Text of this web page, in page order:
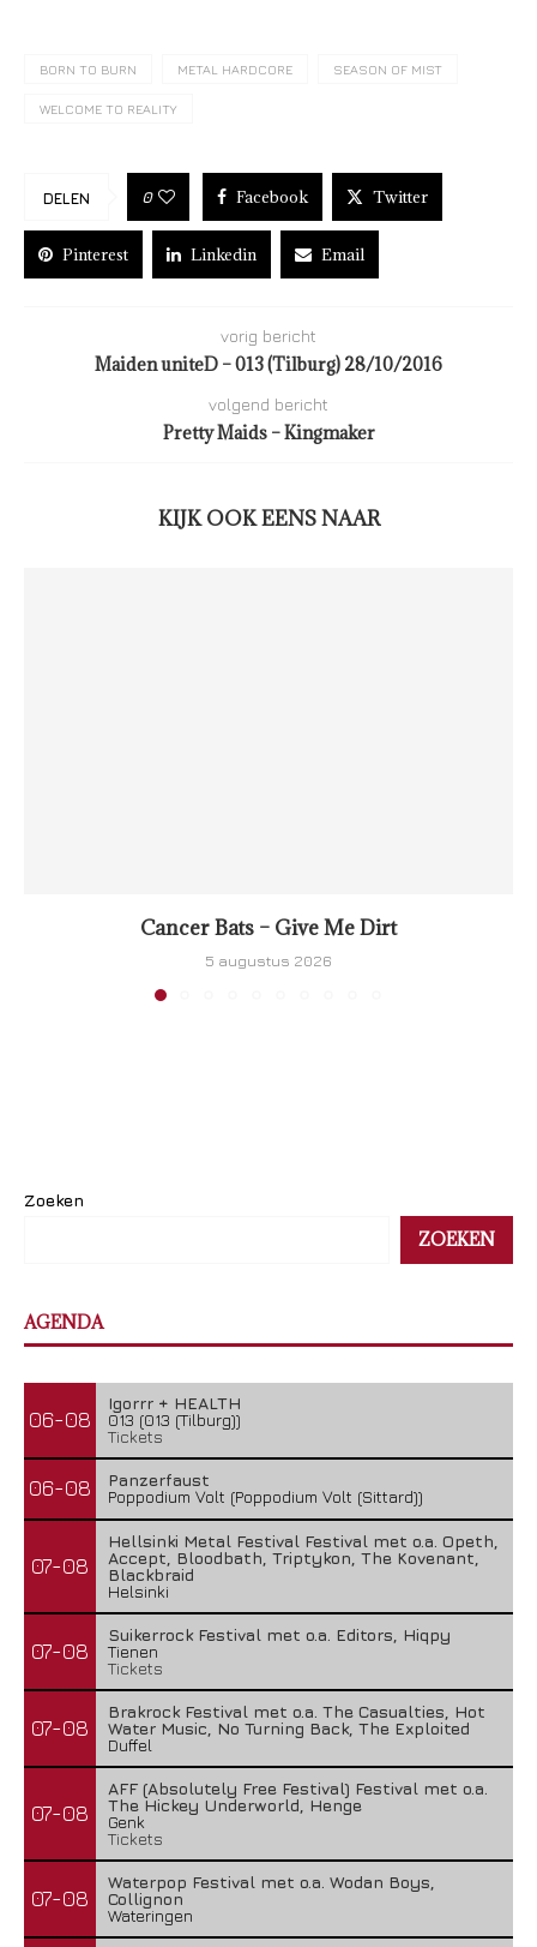
BORN TO BURN METAL HARDCORE SEASON OF MIST
WELCOME TO REALITY
DELEN 0 Facebook Twitter
Pinterest Linkedin Email
vorig bericht
Maiden uniteD – 013 (Tilburg) 28/10/2016
volgend bericht
Pretty Maids – Kingmaker
KIJK OOK EENS NAAR
Cancer Bats – Give Me Dirt
5 augustus 2026
Zoeken
ZOEKEN
AGENDA
06-08
Igorrr + HEALTH
013 (013 (Tilburg))
Tickets
06-08
Panzerfaust
Poppodium Volt (Poppodium Volt (Sittard))
07-08
Hellsinki Metal Festival Festival met o.a. Opeth,
Accept, Bloodbath, Triptykon, The Kovenant,
Blackbraid
Helsinki
07-08
Suikerrock Festival met o.a. Editors, Hiqpy
Tienen
Tickets
07-08
Brakrock Festival met o.a. The Casualties, Hot
Water Music, No Turning Back, The Exploited
Duffel
07-08
AFF (Absolutely Free Festival) Festival met o.a.
The Hickey Underworld, Henge
Genk
Tickets
07-08
Waterpop Festival met o.a. Wodan Boys,
Collignon
Wateringen